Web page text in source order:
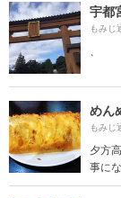
宇都
もみじ
めん
もみじ
夕方
事に